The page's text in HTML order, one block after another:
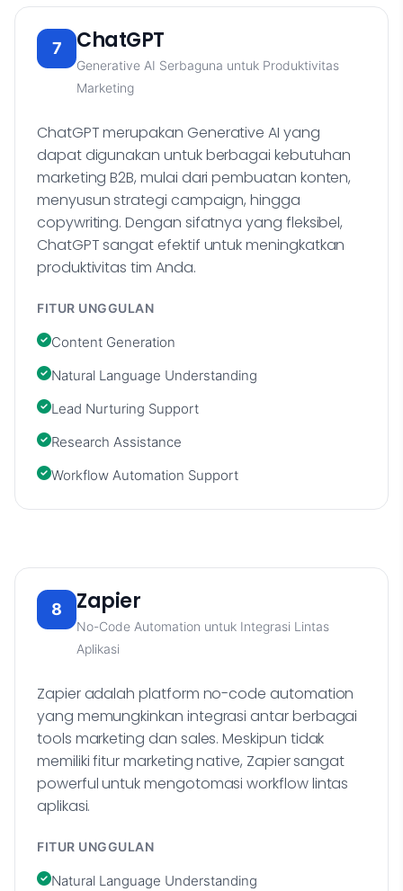
7 ChatGPT
Generative AI Serbaguna untuk Produktivitas
Marketing
ChatGPT merupakan Generative AI yang
dapat digunakan untuk berbagai kebutuhan
marketing B2B, mulai dari pembuatan konten,
menyusun strategi campaign, hingga
copywriting. Dengan sifatnya yang fleksibel,
ChatGPT sangat efektif untuk meningkatkan
produktivitas tim Anda.
FITUR UNGGULAN
Content Generation
Natural Language Understanding
Lead Nurturing Support
Research Assistance
Workflow Automation Support
8 Zapier
No-Code Automation untuk Integrasi Lintas
Aplikasi
Zapier adalah platform no-code automation
yang memungkinkan integrasi antar berbagai
tools marketing dan sales. Meskipun tidak
memiliki fitur marketing native, Zapier sangat
powerful untuk mengotomasi workflow lintas
aplikasi.
FITUR UNGGULAN
Natural Language Understanding